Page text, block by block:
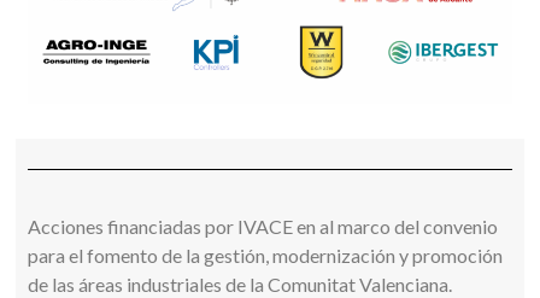
Acciones financiadas por IVACE en al marco del convenio
para el fomento de la gestión, modernización y promoción
de las áreas industriales de la Comunitat Valenciana.